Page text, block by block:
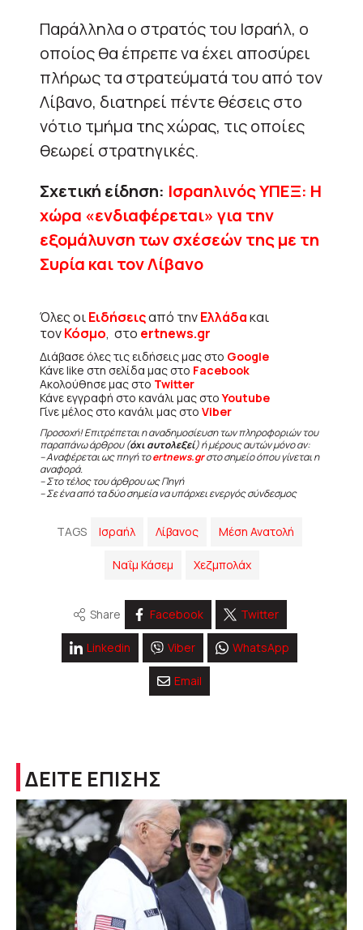
Παράλληλα ο στρατός του Ισραήλ, ο
οποίος θα έπρεπε να έχει αποσύρει
πλήρως τα στρατεύματά του από τον
Λίβανο, διατηρεί πέντε θέσεις στο
νότιο τμήμα της χώρας, τις οποίες
θεωρεί στρατηγικές.
Σχετική είδηση: Ισραηλινός ΥΠΕΞ: Η
χώρα «ενδιαφέρεται» για την
εξομάλυνση των σχέσεών της με τη
Συρία και τον Λίβανο
Όλες οιΕιδήσειςαπό τηνΕλλάδακαι
τονΚόσμο, στο ertnews.gr
Διάβασε όλες τις ειδήσεις μας στο Google
Κάνε like στη σελίδα μας στο Facebook
Ακολούθησε μας στο Twitter
Κάνε εγγραφή στο κανάλι μας στοYoutube
Γίνε μέλος στο κανάλι μας στο Viber
Προσοχή! Επιτρέπεται η αναδημοσίευση των πληροφοριών του
παραπάνω άρθρου (όχι αυτολεξεί) ή μέρους αυτών μόνο αν:
– Αναφέρεται ως πηγή τοertnews.grστο σημείο όπου γίνεται η
αναφορά.
– Στο τέλος του άρθρου ως Πηγή
– Σε ένα από τα δύο σημεία να υπάρχει ενεργός σύνδεσμος
TAGS Ισραήλ Λίβανος Μέση Ανατολή
Ναΐμ Κάσεμ Χεζμπολάχ
Share Facebook Twitter
Linkedin Viber WhatsApp
Email
ΔΕΙΤΕ ΕΠΙΣΗΣ